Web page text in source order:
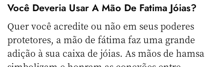
Você Deveria Usar A Mão De Fatima Jóias?
Quer você acredite ou não em seus poderes
protetores, a mão de fátima faz uma grande
adição à sua caixa de jóias. As mãos de hamsa